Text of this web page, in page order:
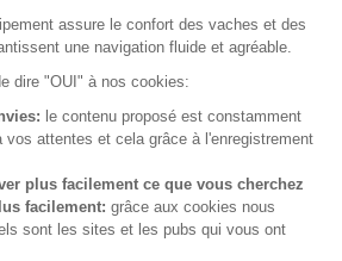
assure le confort des vaches et des
une navigation fluide et agréable.
dire "OUI" à nos cookies:
le contenu proposé est constamment
vos attentes et cela grâce à l'enregistrement
plus facilement ce que vous cherchez
facilement: grâce aux cookies nous
sont les sites et les pubs qui vous ont